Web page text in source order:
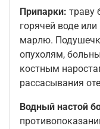
Припарки: траву
горячей воде
марлю.
опухолям,
костным
рассасывания
Водный настой